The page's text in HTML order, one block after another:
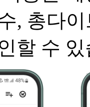
, 총다
할 수